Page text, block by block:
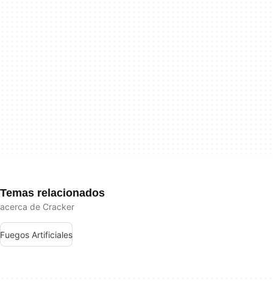
Temas relacionados
acerca de Cracker
Fuegos Artificiales